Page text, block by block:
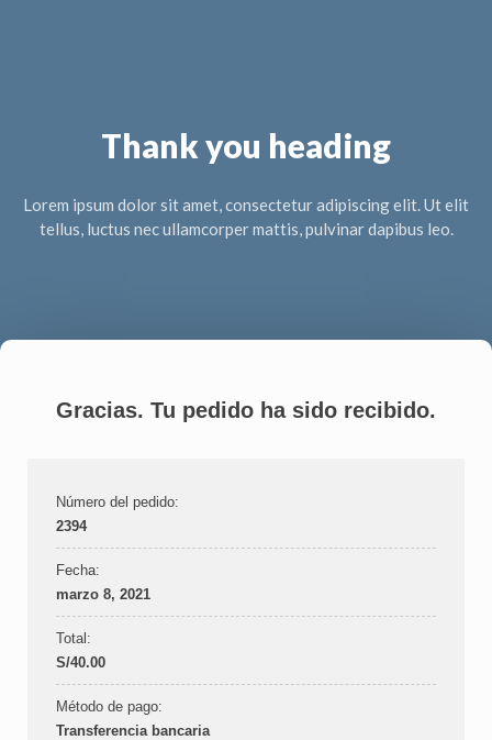
Thank you heading
Lorem ipsum dolor sit amet, consectetur adipiscing elit. Ut elit
tellus, luctus nec ullamcorper mattis, pulvinar dapibus leo.
Gracias. Tu pedido ha sido recibido.
Número del pedido:
2394
Fecha:
marzo 8, 2021
Total:
S/40.00
Método de pago:
Transferencia bancaria